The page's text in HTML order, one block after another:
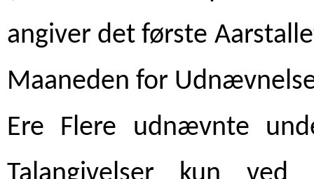
angiver det første
Maaneden for
Ere Flere udnævnte